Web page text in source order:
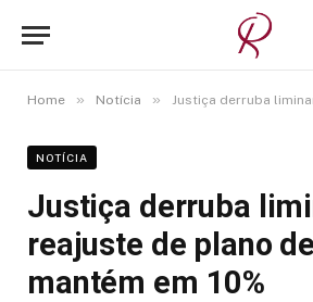
Home » Notícia » Justiça derruba liminar e reajuste
NOTÍCIA
Justiça derruba
reajuste de plano
mantém em 10%